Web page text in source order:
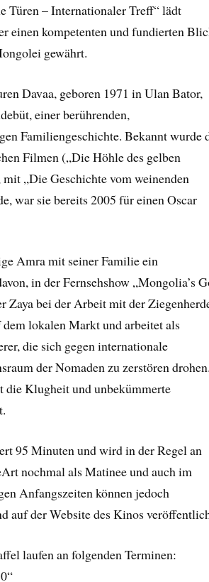
Türen – Internationaler Treff“ lädt
einen kompetenten und fundierten
gewährt.
Davaa, geboren 1971 in Ulan Bator,
einer berührenden,
Familiengeschichte. Bekannt wurde
Filmen („Die Höhle des gelben
„Die Geschichte vom weinenden
war sie bereits 2005 für einen Oscar
Amra mit seiner Familie ein
in der Fernsehshow „Mongolia’s
Zaya bei der Arbeit mit der
lokalen Markt und arbeitet als
die sich gegen internationale
der Nomaden zu zerstören drohen.
die Klugheit und unbekümmerte
95 Minuten und wird in der Regel an
nochmal als Matinee und auch im
Anfangszeiten können jedoch
auf der Website des Kinos
laufen an folgenden Terminen: